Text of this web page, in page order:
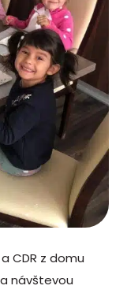
CDR z domu
návštevou